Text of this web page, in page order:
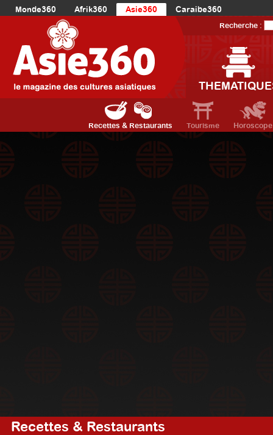
Monde360 Afrik360 Asie360
Caraibe360
Europe360
AmériqueDuNord360
Océanie360
Recherche :
Recettes & Restaurants Tourisme Horoscope
Recettes & Restaurants